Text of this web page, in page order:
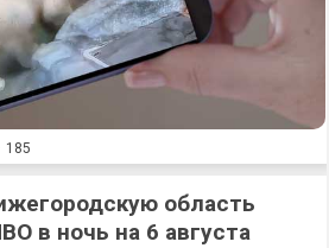
185
область
в ночь на 6 августа